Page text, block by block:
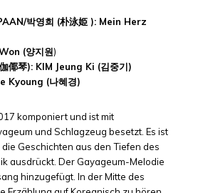
박영희 (朴泳姫 ): Mein Herz
(양지원)
倻琴): KIM Jeung Ki (김중기)
Kyoung (나혜경)
komponiert und ist mit
und Schlagzeug besetzt. Es ist
Geschichten aus den Tiefen des
ausdrückt. Der Gayageum-Melodie
hinzugefügt. In der Mitte des